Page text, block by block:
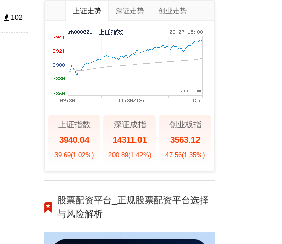
102
上证走势 深证走势 创业走势
上证指数
3940.04
39.69(1.02%)
深证成指
14311.01
200.89(1.42%)
创业板指
3563.12
47.56(1.35%)
股票配资平台_正规股票配资平台选择
与风险解析